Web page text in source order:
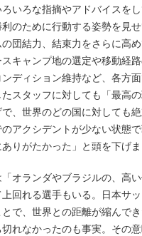
いろな指摘やアドバイスを
のために行動する姿勢を見
団結力、結束力をさらに高
キャンプ地の選定や移動経
ディション維持など、各方
スタッフに対しても「最高
、世界のどの国に対しても
アクシデントが少ない状態
りがたかった」と頭を下げま
オランダやブラジルの、高
回れる選手もいる。日本サ
で、世界との距離が縮んで
れなかったのも事実。その